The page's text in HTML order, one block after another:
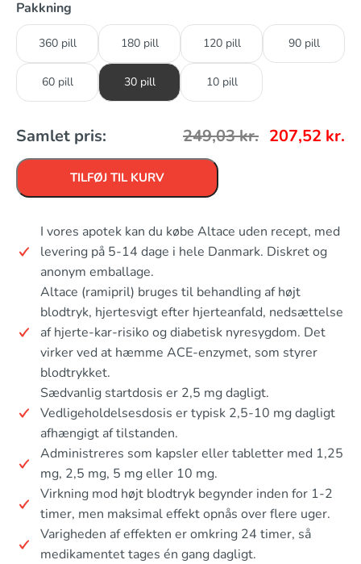
Pakkning
360 pill 180 pill 120 pill 90 pill
60 pill 30 pill 10 pill
Samlet pris: 249,03kr. 207,52 kr.
TILFØJ TIL KURV
I vores apotek kan du købe Altace uden recept, med
levering på 5-14 dage i hele Danmark. Diskret og
anonym emballage.
Altace (ramipril) bruges til behandling af højt
blodtryk, hjertesvigt efter hjerteanfald, nedsættelse
af hjerte-kar-risiko og diabetisk nyresygdom. Det
virker ved at hæmme ACE-enzymet, som styrer
blodtrykket.
Sædvanlig startdosis er 2,5 mg dagligt.
Vedligeholdelsesdosis er typisk 2,5-10 mg dagligt
afhængigt af tilstanden.
Administreres som kapsler eller tabletter med 1,25
mg, 2,5 mg, 5 mg eller 10 mg.
Virkning mod højt blodtryk begynder inden for 1-2
timer, men maksimal effekt opnås over flere uger.
Varigheden af effekten er omkring 24 timer, så
medikamentet tages én gang dagligt.